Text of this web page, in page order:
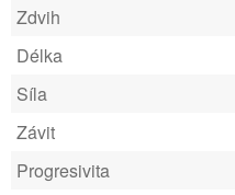
Zdvih
Délka
Síla
Závit
Progresivita